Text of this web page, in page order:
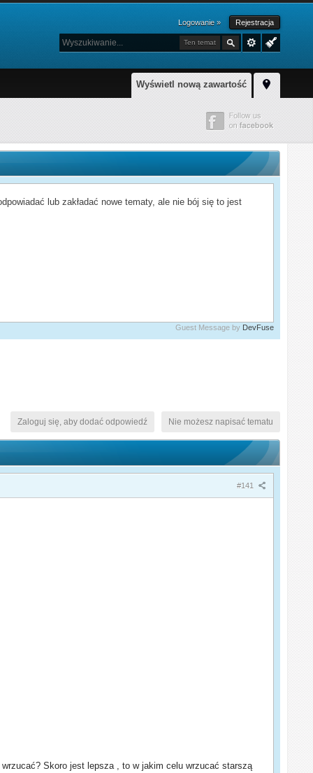
Logowanie » Rejestracja
Ten temat
Wyświetl nową zawartość
lub zakładać nowe tematy, ale nie bój się to jest
Guest Message by DevFuse
Nie możesz napisać tematu
Zaloguj się, aby dodać odpowiedź
#141
Skoro jest lepsza , to w jakim celu wrzucać starszą